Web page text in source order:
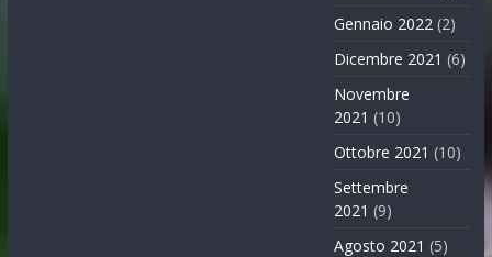
Gennaio 2022 (2)
Dicembre 2021 (6)
Novembre
2021 (10)
Ottobre 2021 (10)
Settembre
2021 (9)
Agosto 2021 (5)